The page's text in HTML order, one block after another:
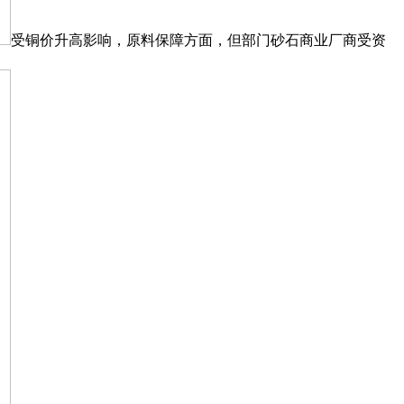
受铜价升高影响，原料保障方面，但部门砂石商业厂商受资